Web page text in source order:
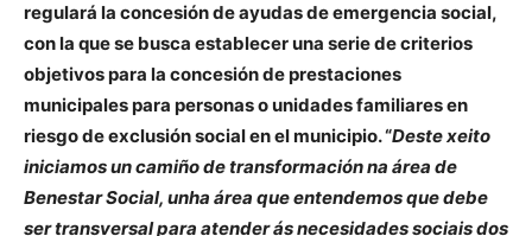
regulará la concesión de ayudas de emergencia social,
con la que se busca establecer una serie de criterios
objetivos para la concesión de prestaciones
municipales para personas o unidades familiares en
riesgo de exclusión social en el municipio. “Deste xeito
iniciamos un camiño de transformación na área de
Benestar Social, unha área que entendemos que debe
ser transversal para atender ás necesidades sociais dos